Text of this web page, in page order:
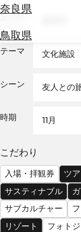
奈良県
鳥取県
テ
を
る
エリア
テーマ 文化施設
シーン 友人との
時期 11月
こだわり
入場・拝観券 ツ
サスティナブル
サブカルチャー
リゾート
フォト